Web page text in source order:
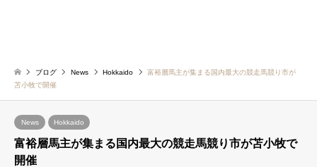
ブログ News Hokkaido
富裕層馬主が集まる国内最大の競走馬競り市が
苫小牧で開催
News Hokkaido
富裕層馬主が集まる国内最大の競走馬競り市が苫小牧で
開催